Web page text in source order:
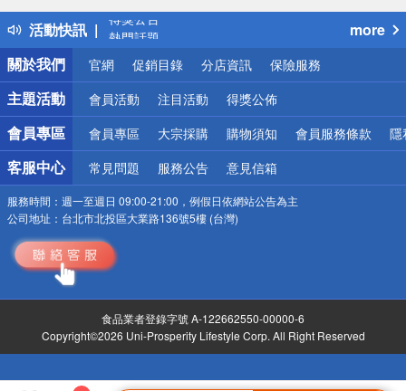
活動快訊
得獎公告
熱門話題
銀行優惠
偏遠地區配送
詐騙網頁！請小心！
more
關於我們
官網 促銷目錄 分店資訊 保險服務
主題活動 會員活動 注目活動 得獎公佈
會員專區 會員專區 大宗採購 購物須知 會員服務條款 隱
客服中心 常見問題 服務公告 意見信箱
服務時間： 週一至週日 09:00-21:00，例假日依網站公告為主
公司地址： 台北市北投區大業路136號5樓 (台灣)
食品業者登錄字號 A-122662550-00000-6
Copyright©2026 Uni-Prosperity Lifestyle Corp. All Right Reserved